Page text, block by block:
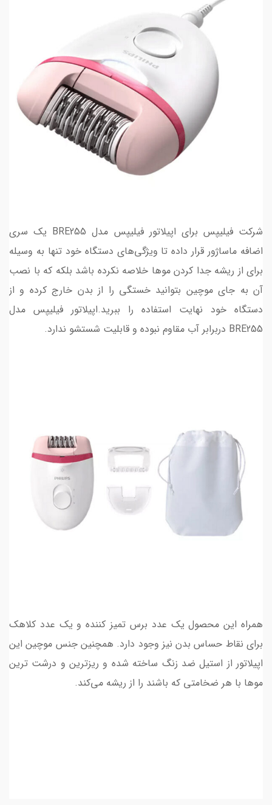
شرکت فیلیپس برای اپیلاتور فیلیپس مدل BRE255 یک سری
اضافه ماساژور قرار داده تا ویژگی‌های دستگاه خود تنها به وسیله
برای از ریشه جدا کردن موها خلاصه نکرده باشد بلکه که با نصب
آن به جای موچین بتوانید خستگی را از بدن خارج کرده و از
دستگاه خود نهایت استفاده را ببرید.اپیلاتور فیلیپس مدل
BRE255 دربرابر آب مقاوم نبوده و قابلیت شستشو ندارد.
همراه این محصول یک عدد برس تمیز کننده و یک عدد کلاهک
برای نقاط حساس بدن نیز وجود دارد. همچنین جنس موچین این
اپیلاتور از استیل ضد زنگ ساخته شده و ریزترین و درشت ترین
موها با هر ضخامتی که باشند را از ریشه می‌کند.